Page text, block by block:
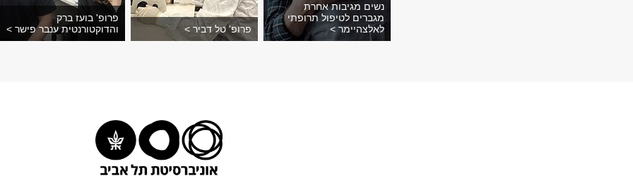
נשים מגיבות אחרת
מגברים לטיפול תרופתי
לאלצהיימר >
פרופ' טל דביר >
פרופ' בועז ברק
והדוקטורנטית ענבר פישר >